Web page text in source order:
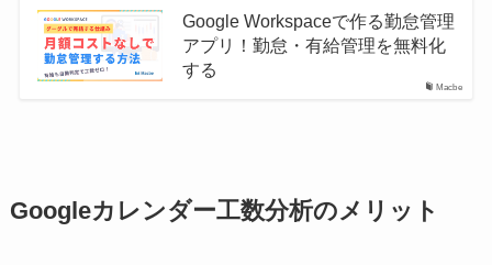
Macbe
Google Workspaceで作る勤怠管理
アプリ！勤怠・有給管理を無料化
する
Googleカレンダー工数分析のメリット